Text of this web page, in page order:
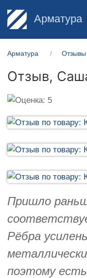
Арматура
Арматура Отзывы
Отзыв,
Пришло
Рёбра
поэтому